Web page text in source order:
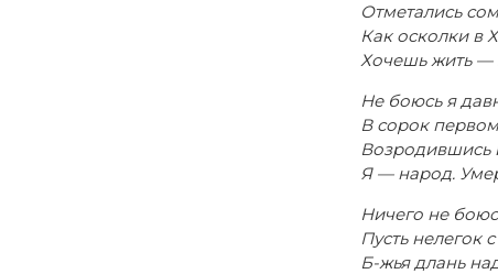
Отметались
Как осколки в
Хочешь жить —
Не боюсь я
В сорок
Возродившись
Я — народ.
Ничего не
Пусть нелегок
Б-жья длань